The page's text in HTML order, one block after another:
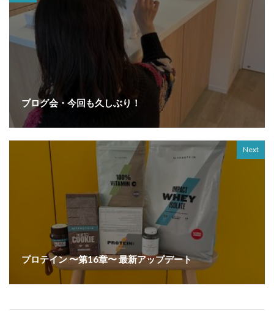
ブログ会・今回も久しぶり！
Next
プロテイン 〜第16章〜 最新アップデート